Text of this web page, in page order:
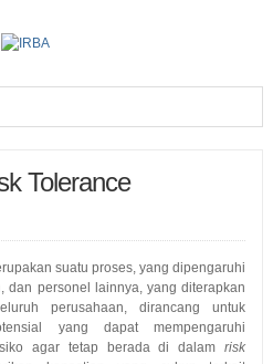
Tolerance
suatu proses, yang dipengaruhi
dan personel lainnya, yang diterapkan
perusahaan, dirancang untuk
yang dapat mempengaruhi
agar tetap berada di dalamrisk